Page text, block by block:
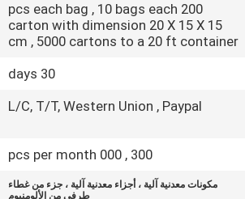
200 pcs each bag , 10 bags each
carton with dimension 20 X 15 X 15
cm , 5000 cartons to a 20 ft container
30 days
L/C, T/T, Western Union , Paypal
300 , 000 pcs per month
مكونات معدنية آلية ، أجزاء معدنية آلية ، جزء من غطاء
طرفي من الألومنيوم